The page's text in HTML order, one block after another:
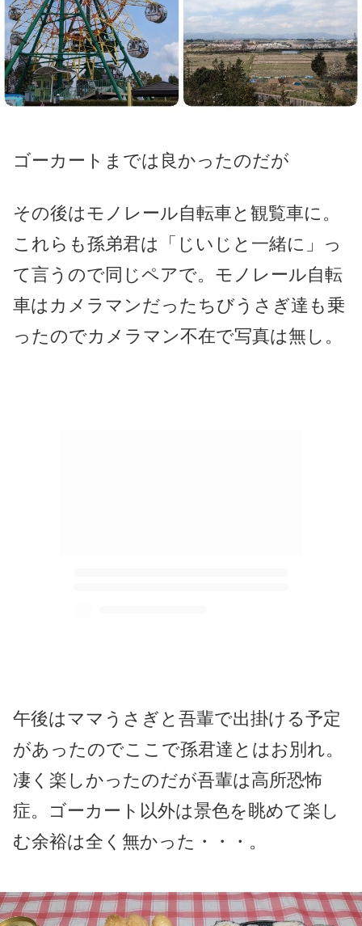
ゴーカートまでは良かったのだが
その後はモノレール自転車と観覧車に。
これらも孫弟君は「じいじと一緒に」っ
て言うので同じペアで。モノレール自転
車はカメラマンだったちびうさぎ達も乗
ったのでカメラマン不在で写真は無し。
午後はママうさぎと吾輩で出掛ける予定
があったのでここで孫君達とはお別れ。
凄く楽しかったのだが吾輩は高所恐怖
症。ゴーカート以外は景色を眺めて楽し
む余裕は全く無かった・・・。